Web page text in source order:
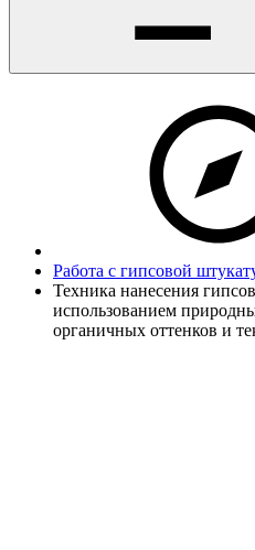
Работа с гипсовой
Техника нанесения
использованием
органичных оттенков и